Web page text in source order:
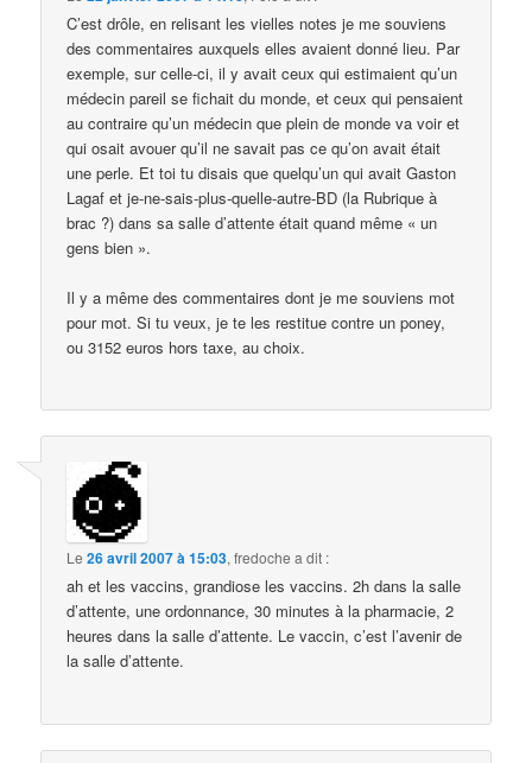
C’est drôle, en relisant les vielles notes je me souviens
des commentaires auxquels elles avaient donné lieu. Par
exemple, sur celle-ci, il y avait ceux qui estimaient qu’un
médecin pareil se fichait du monde, et ceux qui pensaient
au contraire qu’un médecin que plein de monde va voir et
qui osait avouer qu’il ne savait pas ce qu’on avait était
une perle. Et toi tu disais que quelqu’un qui avait Gaston
Lagaf et je-ne-sais-plus-quelle-autre-BD (la Rubrique à
brac ?) dans sa salle d’attente était quand même « un
gens bien ».
Il y a même des commentaires dont je me souviens mot
pour mot. Si tu veux, je te les restitue contre un poney,
ou 3152 euros hors taxe, au choix.
Le26 avril 2007 à 15:03,fredoche a dit :
ah et les vaccins, grandiose les vaccins. 2h dans la salle
d’attente, une ordonnance, 30 minutes à la pharmacie, 2
heures dans la salle d’attente. Le vaccin, c’est l’avenir de
la salle d’attente.